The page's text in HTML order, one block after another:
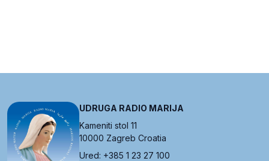
UDRUGA RADIO MARIJA
Kameniti stol 11
10000 Zagreb Croatia
Ured: +385 1 23 27 100